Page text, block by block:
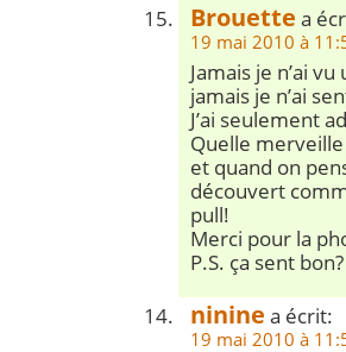
Brouette a
19 mai 2010 à
Jamais je n’ai
jamais je n’ai
J’ai seulement
Quelle
et quand on
découvert
pull!
Merci pour la
P.S. ça sent bon?
ninine a écrit:
19 mai 2010 à